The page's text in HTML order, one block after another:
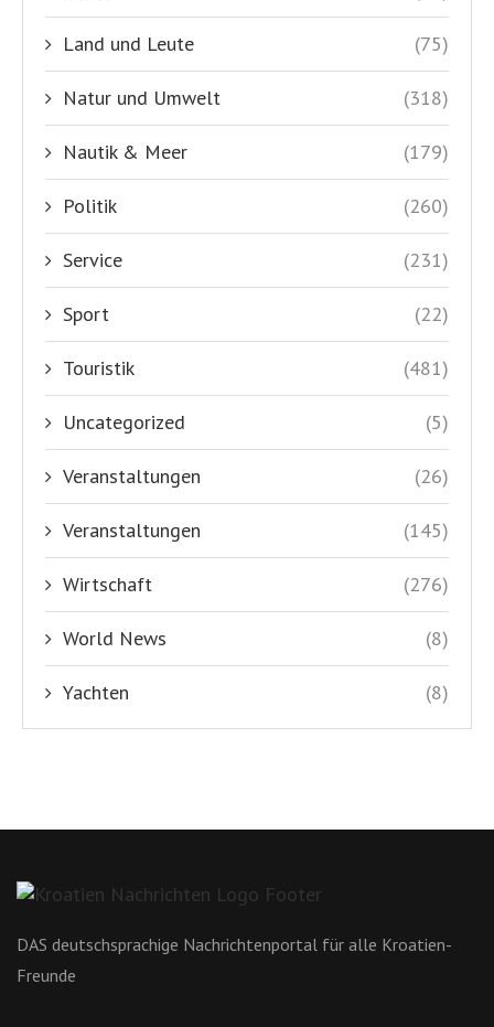
Land und Leute (75)
Natur und Umwelt (318)
Nautik & Meer (179)
Politik (260)
Service (231)
Sport (22)
Touristik (481)
Uncategorized (5)
Veranstaltungen (26)
Veranstaltungen (145)
Wirtschaft (276)
World News (8)
Yachten (8)
DAS deutschsprachige Nachrichtenportal für alle Kroatien-
Freunde